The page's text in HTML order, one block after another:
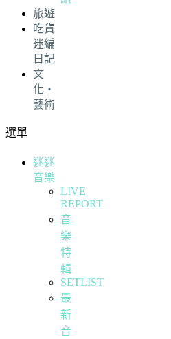
旅遊
吃貨
迷編
日記
文
化・
藝術
選單
迷迷
音樂
LIVE
REPORT
音
樂
特
輯
SETLIST
最
新
音